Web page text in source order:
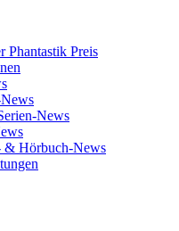
Phantastik Preis
News
& Hörbuch-News